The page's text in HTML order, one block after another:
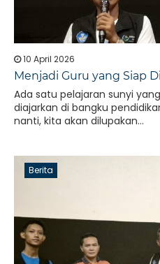
10 April 2026
Menjadi Guru yang Siap
Ada satu pelajaran sunyi
diajarkan di bangku
nanti, kita akan dilupakan...
Berita